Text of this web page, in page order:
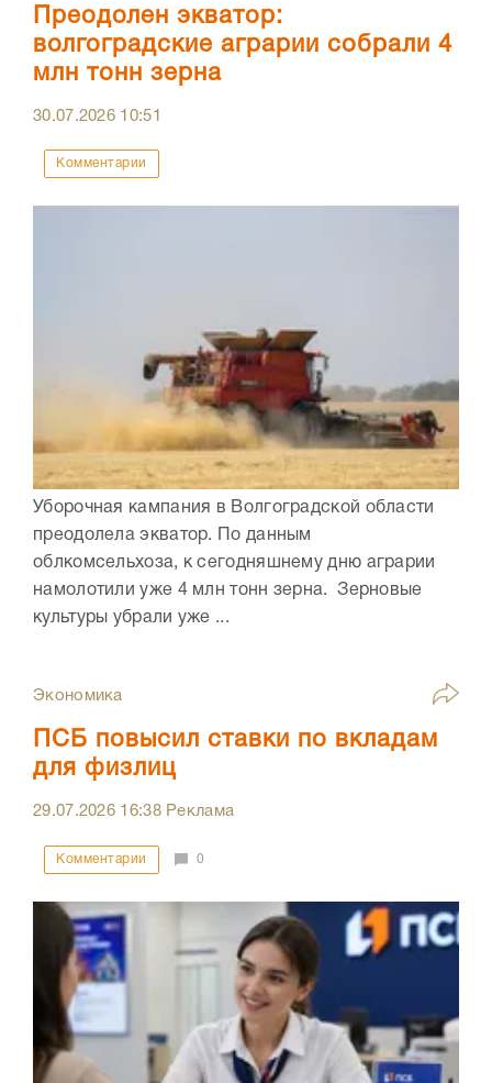
Преодолен экватор:
волгоградские аграрии собрали 4
млн тонн зерна
30.07.2026 10:51
Комментарии
Уборочная кампания в Волгоградской области
преодолела экватор. По данным
облкомсельхоза, к сегодняшнему дню аграрии
намолотили уже 4 млн тонн зерна. Зерновые
культуры убрали уже ...
Экономика
ПСБ повысил ставки по вкладам
для физлиц
29.07.2026 16:38Реклама
Комментарии 0